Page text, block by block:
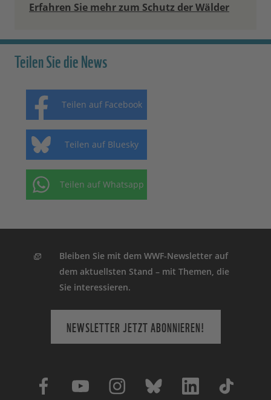
Erfahren Sie mehr zum Schutz der Wälder
Teilen Sie die News
Teilen auf Facebook
Teilen auf Bluesky
Teilen auf Whatsapp
Bleiben Sie mit dem WWF-Newsletter auf
dem aktuellsten Stand – mit Themen, die
Sie interessieren.
NEWSLETTER JETZT ABONNIEREN!